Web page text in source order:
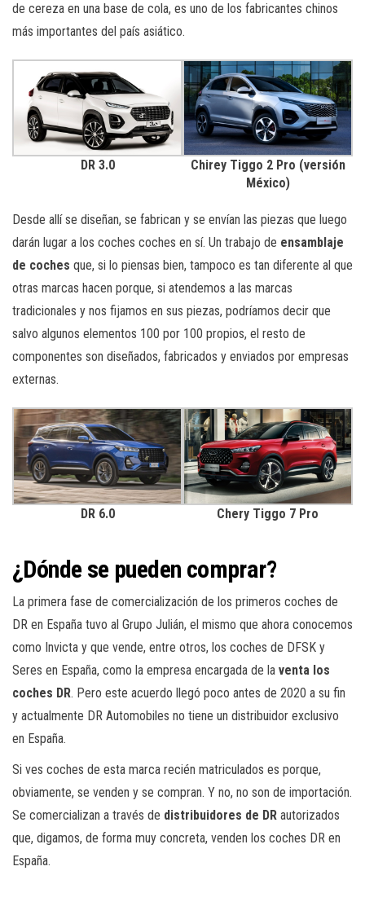
de cereza en una base de cola, es uno de los fabricantes chinos
más importantes del país asiático.
DR 3.0
Chirey Tiggo 2 Pro (versión
México)
Desde allí se diseñan, se fabrican y se envían las piezas que luego
darán lugar a los coches coches en sí. Un trabajo de ensamblaje
de coches que, si lo piensas bien, tampoco es tan diferente al que
otras marcas hacen porque, si atendemos a las marcas
tradicionales y nos fijamos en sus piezas, podríamos decir que
salvo algunos elementos 100 por 100 propios, el resto de
componentes son diseñados, fabricados y enviados por empresas
externas.
DR 6.0 Chery Tiggo 7 Pro
¿Dónde se pueden comprar?
La primera fase de comercialización de los primeros coches de
DR en España tuvo al Grupo Julián, el mismo que ahora conocemos
como Invicta y que vende, entre otros, los coches de DFSK y
Seres en España, como la empresa encargada de la venta los
coches DR. Pero este acuerdo llegó poco antes de 2020 a su fin
y actualmente DR Automobiles no tiene un distribuidor exclusivo
en España.
Si ves coches de esta marca recién matriculados es porque,
obviamente, se venden y se compran. Y no, no son de importación.
Se comercializan a través de distribuidores de DR autorizados
que, digamos, de forma muy concreta, venden los coches DR en
España.